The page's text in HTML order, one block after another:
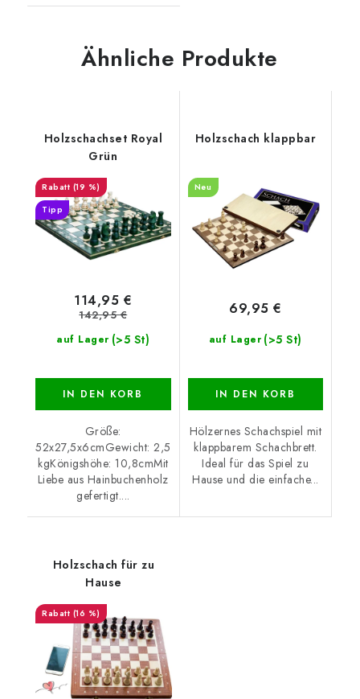
Ähnliche Produkte
Holzschachset Royal
Grün
(19 %)
Tipp
auf Lager (>5 St)
114,95 €
142,95 €
IN DEN KORB
Größe:
52x27,5x6cmGewicht: 2,5
kgKönigshöhe: 10,8cmMit
Liebe aus Hainbuchenholz
gefertigt....
Holzschach klappbar
Neu
auf Lager (>5 St)
69,95 €
IN DEN KORB
Hölzernes Schachspiel mit
klappbarem Schachbrett.
Ideal für das Spiel zu
Hause und die einfache...
Holzschach für zu
Hause
(16 %)